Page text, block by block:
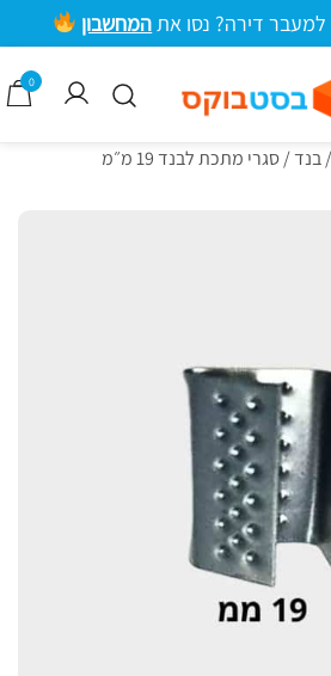
למעבר דירה? נסו את המחשבון
0
/בנד/ סגרי מתכת לבנד 19 מ״מ